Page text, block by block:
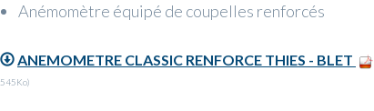
Anémomètre équipé de coupelles renforcés
ANEMOMETRE CLASSIC RENFORCE THIES - BLET
545Ko)